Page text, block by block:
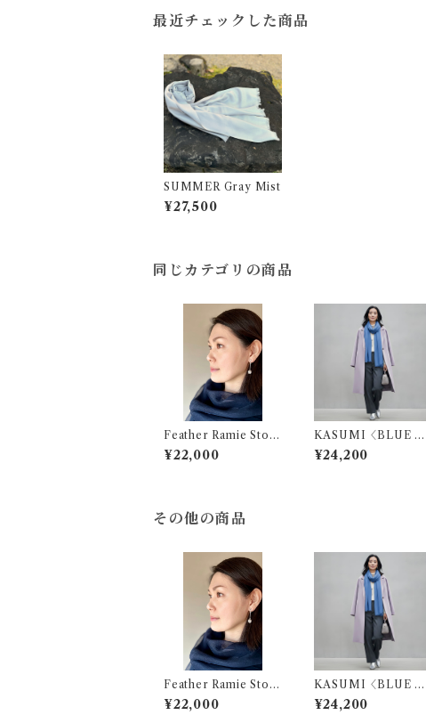
最近チェックした商品
SUMMER Gray Mist
¥27,500
同じカテゴリの商品
Feather Ramie Stole
〈Midnight Blue〉
¥22,000
KASUMI〈BLUE BE
LL〉
¥24,200
その他の商品
Feather Ramie Stole
〈Midnight Blue〉
¥22,000
KASUMI〈BLUE BE
LL〉
¥24,200